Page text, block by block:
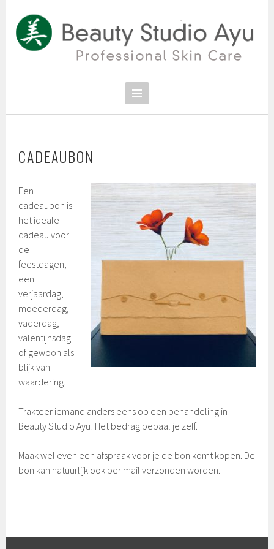
naar
inhoud
SCHOONHEIDSSALON BEAUTY
CADEAUBON
Een
cadeaubon is
het ideale
cadeau voor
de
feestdagen,
een
verjaardag,
moederdag,
vaderdag,
valentijnsdag
of gewoon als
blijk van
waardering.
Trakteer iemand anders eens op een behandeling in
Beauty Studio Ayu! Het bedrag bepaal je zelf.
Maak wel even een afspraak voor je de bon komt kopen. De
bon kan natuurlijk ook per mail verzonden worden.